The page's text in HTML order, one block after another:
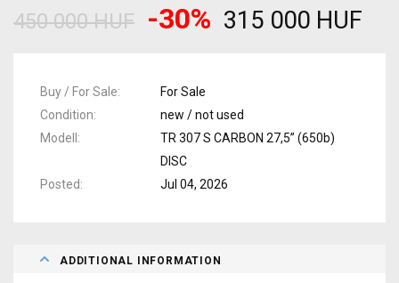
450 000 HUF -30% 315 000 HUF
Buy / For Sale
For Sale
Condition
new / not used
Modell
TR 307 S CARBON 27,5” (650b)
DISC
Posted
Jul 04, 2026
ADDITIONAL INFORMATION